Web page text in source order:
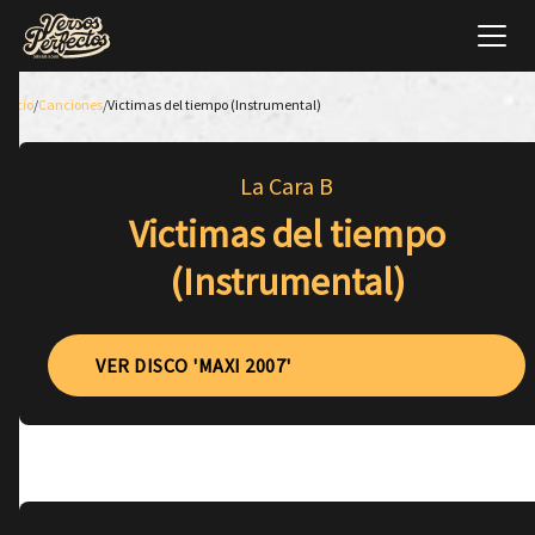
Inicio/Canciones/Victimas del tiempo (Instrumental)
La Cara B
Victimas del tiempo
(Instrumental)
VER DISCO 'MAXI 2007'